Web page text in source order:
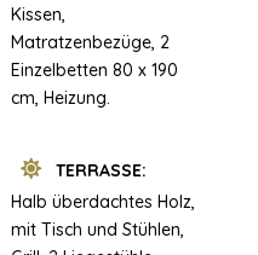
Kissen,
Matratzenbezüge, 2
Einzelbetten 80 x 190
cm, Heizung.
TERRASSE:
Halb überdachtes Holz,
mit Tisch und Stühlen,